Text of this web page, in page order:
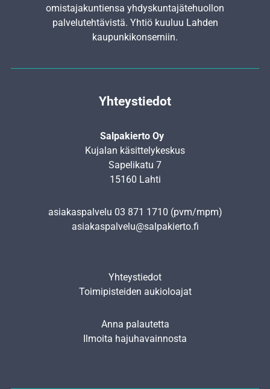
omistajakuntiensa yhdyskunta­jätehuollon
palvelutehtävistä. Yhtiö kuuluu Lahden
kaupunkikonserniin.
Yhteystiedot
Salpakierto Oy
Kujalan käsittelykeskus
Sapelikatu 7
15160 Lahti
asiakaspalvelu 03 871 1710 (pvm/mpm)
asiakaspalvelu@salpakierto.fi
Yhteystiedot
Toimipisteiden aukioloajat
Anna palautetta
Ilmoita hajuhavainnosta